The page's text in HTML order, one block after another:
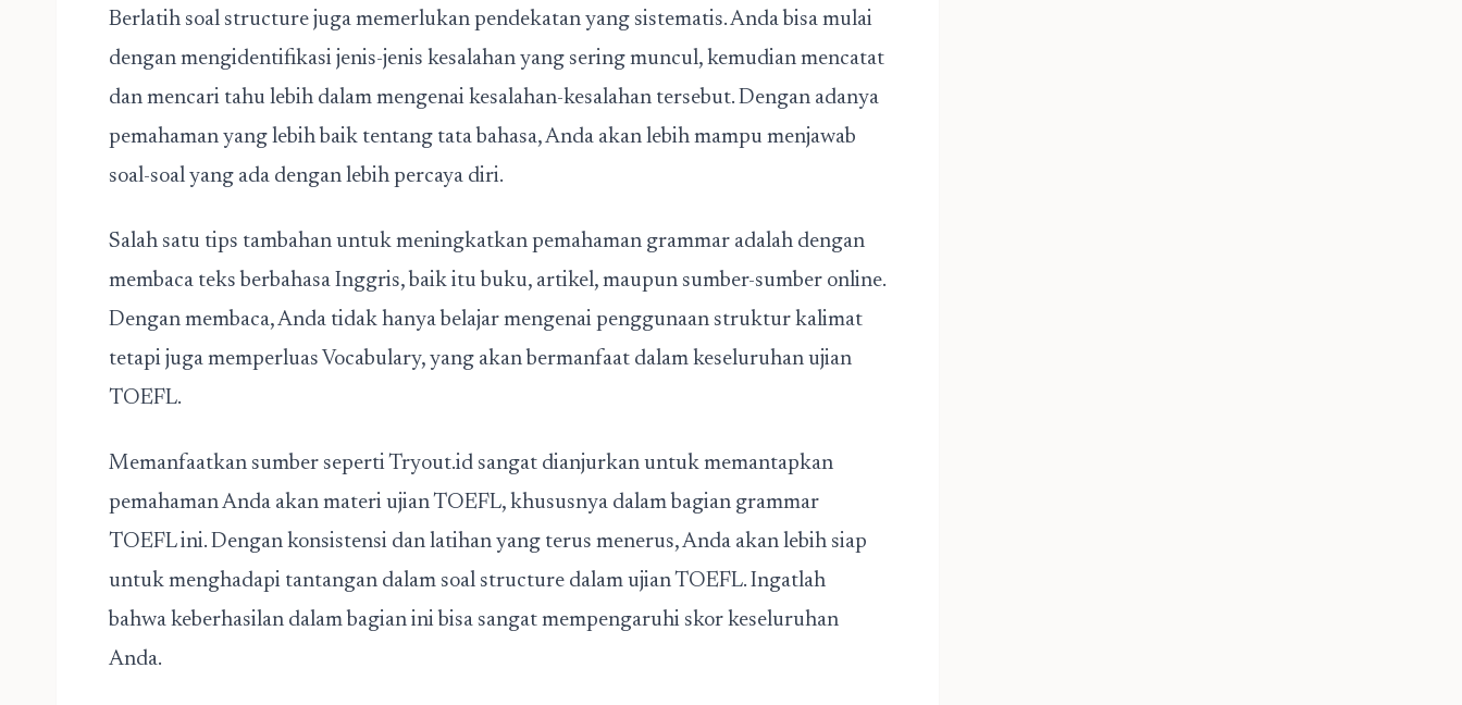
Berlatih soal structure juga memerlukan pendekatan yang sistematis. Anda bisa mulai
dengan mengidentifikasi jenis-jenis kesalahan yang sering muncul, kemudian mencatat
dan mencari tahu lebih dalam mengenai kesalahan-kesalahan tersebut. Dengan adanya
pemahaman yang lebih baik tentang tata bahasa, Anda akan lebih mampu menjawab
soal-soal yang ada dengan lebih percaya diri.
Salah satu tips tambahan untuk meningkatkan pemahaman grammar adalah dengan
membaca teks berbahasa Inggris, baik itu buku, artikel, maupun sumber-sumber online.
Dengan membaca, Anda tidak hanya belajar mengenai penggunaan struktur kalimat
tetapi juga memperluas Vocabulary, yang akan bermanfaat dalam keseluruhan ujian
TOEFL.
Memanfaatkan sumber seperti Tryout.id sangat dianjurkan untuk memantapkan
pemahaman Anda akan materi ujian TOEFL, khususnya dalam bagian grammar
TOEFL ini. Dengan konsistensi dan latihan yang terus menerus, Anda akan lebih siap
untuk menghadapi tantangan dalam soal structure dalam ujian TOEFL. Ingatlah
bahwa keberhasilan dalam bagian ini bisa sangat mempengaruhi skor keseluruhan
Anda.